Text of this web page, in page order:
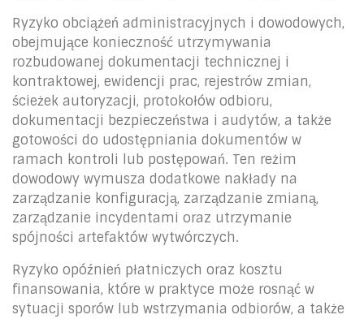
Ryzyko obciążeń administracyjnych i dowodowych,
obejmujące konieczność utrzymywania
rozbudowanej dokumentacji technicznej i
kontraktowej, ewidencji prac, rejestrów zmian,
ścieżek autoryzacji, protokołów odbioru,
dokumentacji bezpieczeństwa i audytów, a także
gotowości do udostępniania dokumentów w
ramach kontroli lub postępowań. Ten reżim
dowodowy wymusza dodatkowe nakłady na
zarządzanie konfiguracją, zarządzanie zmianą,
zarządzanie incydentami oraz utrzymanie
spójności artefaktów wytwórczych.
Ryzyko opóźnień płatniczych oraz kosztu
finansowania, które w praktyce może rosnąć w
sytuacji sporów lub wstrzymania odbiorów, a także